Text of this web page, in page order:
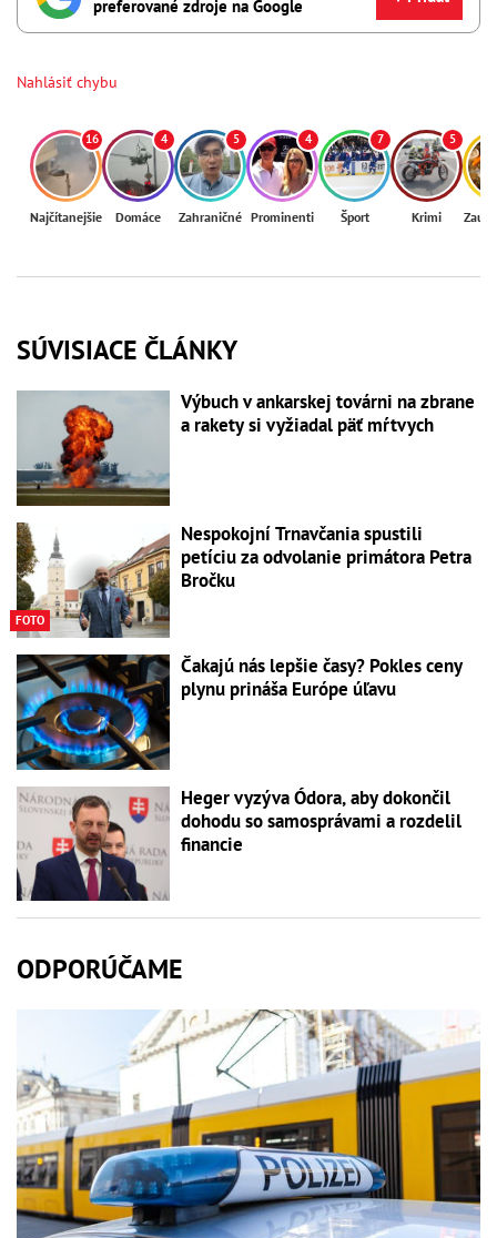
preferované zdroje na Google
Nahlásiť chybu
16
Najčítanejšie
4
Domáce
5
Zahraničné
4
Prominenti
7
Šport
5
Krimi
SÚVISIACE ČLÁNKY
Výbuch v ankarskej továrni na zbrane
a rakety si vyžiadal päť mŕtvych
FOTO
Nespokojní Trnavčania spustili
petíciu za odvolanie primátora Petra
Bročku
Čakajú nás lepšie časy? Pokles ceny
plynu prináša Európe úľavu
Heger vyzýva Ódora, aby dokončil
dohodu so samosprávami a rozdelil
financie
ODPORÚČAME